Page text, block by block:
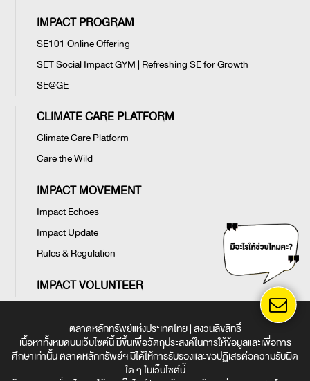
IMPACT PROGRAM
SE101 Online Offering
SET Social Impact GYM | Refreshing SE for Growth
SE@GE
CLIMATE CARE PLATFORM
Climate Care Platform
Care the Wild
IMPACT MOVEMENT
Impact Echoes
Impact Update
Rules & Regulation
IMPACT VOLUNTEER
ตลาดหลักทรัพย์แห่งประเทศไทย | สงวนลิขสิทธิ์
เนื้อหาทั้งหมดบนเว็บไซต์นี้ มีขึ้นเพื่อวัตถุประสงค์ในการให้ข้อมูลและเพื่อการ
ศึกษาเท่านั้น ตลาดหลักทรัพย์ฯ มิได้ให้การรับรองและขอปฏิเสธต่อความรับผิด
ใด ๆ ในเว็บไซต์นี้